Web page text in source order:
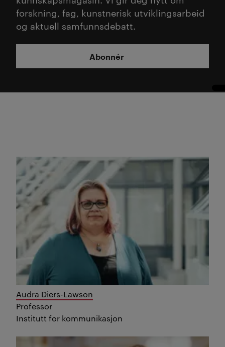
forskning, fag, kunstnerisk utviklingsarbeid
og aktuell samfunnsdebatt.
Abonnér
Audra Diers-Lawson
Professor
Institutt for kommunikasjon